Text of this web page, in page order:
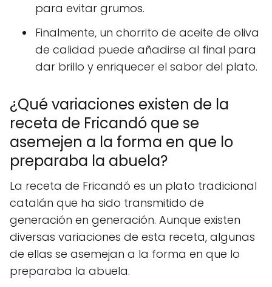
para evitar grumos.
Finalmente, un chorrito de aceite de oliva
de calidad puede añadirse al final para
dar brillo y enriquecer el sabor del plato.
¿Qué variaciones existen de la
receta de Fricandó que se
asemejen a la forma en que lo
preparaba la abuela?
La receta de Fricandó es un plato tradicional
catalán que ha sido transmitido de
generación en generación. Aunque existen
diversas variaciones de esta receta, algunas
de ellas se asemejan a la forma en que lo
preparaba la abuela.